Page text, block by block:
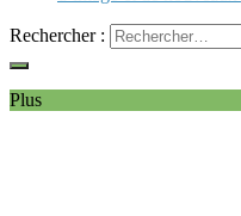
Rechercher :
Plus